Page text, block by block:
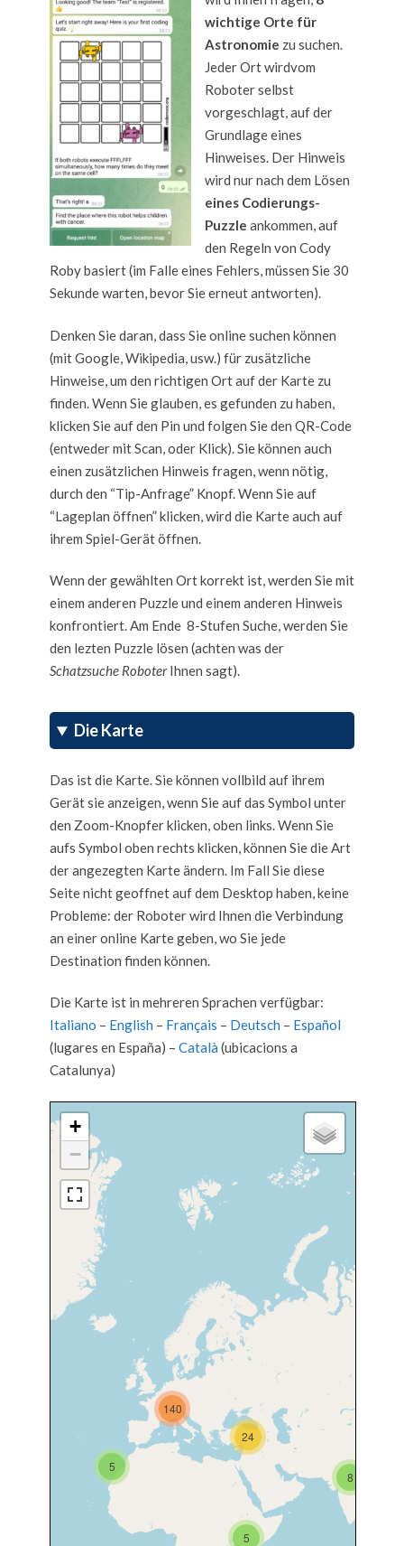
wichtige Orte für
Astronomie zu suchen.
Jeder Ort wirdvom
Roboter selbst
vorgeschlagt, auf der
Grundlage eines
Hinweises. Der Hinweis
wird nur nach dem Lösen
eines Codierungs-
Puzzle ankommen, auf
den Regeln von Cody
Roby basiert (im Falle eines Fehlers, müssen Sie 30
Sekunde warten, bevor Sie erneut antworten).
Denken Sie daran, dass Sie online suchen können
(mit Google, Wikipedia, usw.) für zusätzliche
Hinweise, um den richtigen Ort auf der Karte zu
finden. Wenn Sie glauben, es gefunden zu haben,
klicken Sie auf den Pin und folgen Sie den QR-Code
(entweder mit Scan, oder Klick). Sie können auch
einen zusätzlichen Hinweis fragen, wenn nötig,
durch den “Tip-Anfrage” Knopf. Wenn Sie auf
“Lageplan öffnen” klicken, wird die Karte auch auf
ihrem Spiel-Gerät öffnen.
Wenn der gewählten Ort korrekt ist, werden Sie mit
einem anderen Puzzle und einem anderen Hinweis
konfrontiert. Am Ende 8-Stufen Suche, werden Sie
den lezten Puzzle lösen (achten was der
Schatzsuche RoboterIhnen sagt).
Die Karte
Das ist die Karte. Sie können vollbild auf ihrem
Gerät sie anzeigen, wenn Sie auf das Symbol unter
den Zoom-Knopfer klicken, oben links. Wenn Sie
aufs Symbol oben rechts klicken, können Sie die Art
der angezegten Karte ändern. Im Fall Sie diese
Seite nicht geoffnet auf dem Desktop haben, keine
Probleme: der Roboter wird Ihnen die Verbindung
an einer online Karte geben, wo Sie jede
Destination finden können.
Die Karte ist in mehreren Sprachen verfügbar:
Italiano – English – Français – Deutsch – Español
(lugares en España) – Català (ubicacions a
Catalunya)
5
8
24
5
140
+
−